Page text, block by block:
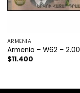
ARMENIA
Armenia – W62 –
$11.400